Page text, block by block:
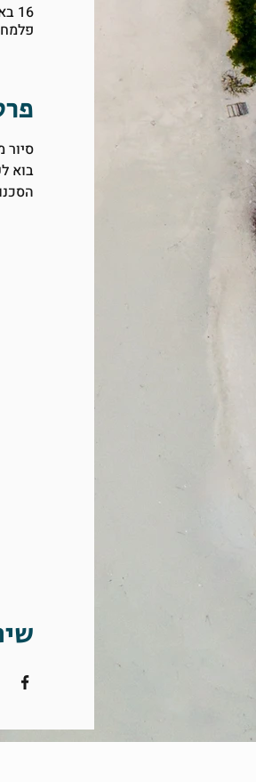
16 באוג׳ 2024, 9:30 – 10:30
סיור
בוא